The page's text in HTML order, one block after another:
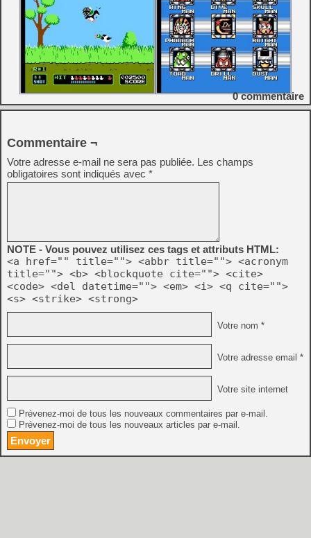
0commentaire
Commentaire ¬
Votre adresse e-mail ne sera pas publiée. Les champs
obligatoires sont indiqués avec *
NOTE - Vous pouvez utilisez ces tags et attributs HTML:
<a href="" title=""> <abbr title=""> <acronym
title=""> <b> <blockquote cite=""> <cite>
<code> <del datetime=""> <em> <i> <q cite="">
<s> <strike> <strong>
Votre nom *
Votre adresse email *
Votre site internet
Prévenez-moi de tous les nouveaux commentaires par e-mail.
Prévenez-moi de tous les nouveaux articles par e-mail.